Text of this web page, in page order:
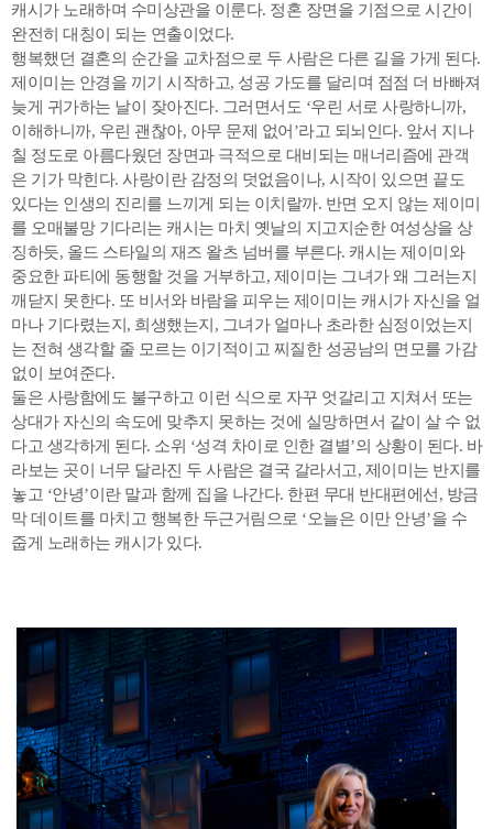
캐시가 노래하며 수미상관을 이룬다. 정혼 장면을 기점으로 시간이
완전히 대칭이 되는 연출이었다.
행복했던 결혼의 순간을 교차점으로 두 사람은 다른 길을 가게 된다.
제이미는 안경을 끼기 시작하고, 성공 가도를 달리며 점점 더 바빠져
늦게 귀가하는 날이 잦아진다. 그러면서도 ‘우린 서로 사랑하니까,
이해하니까, 우린 괜찮아, 아무 문제 없어’라고 되뇌인다. 앞서 지나
칠 정도로 아름다웠던 장면과 극적으로 대비되는 매너리즘에 관객
은 기가 막힌다. 사랑이란 감정의 덧없음이나, 시작이 있으면 끝도
있다는 인생의 진리를 느끼게 되는 이치랄까. 반면 오지 않는 제이미
를 오매불망 기다리는 캐시는 마치 옛날의 지고지순한 여성상을 상
징하듯, 올드 스타일의 재즈 왈츠 넘버를 부른다. 캐시는 제이미와
중요한 파티에 동행할 것을 거부하고, 제이미는 그녀가 왜 그러는지
깨닫지 못한다. 또 비서와 바람을 피우는 제이미는 캐시가 자신을 얼
마나 기다렸는지, 희생했는지, 그녀가 얼마나 초라한 심정이었는지
는 전혀 생각할 줄 모르는 이기적이고 찌질한 성공남의 면모를 가감
없이 보여준다.
둘은 사랑함에도 불구하고 이런 식으로 자꾸 엇갈리고 지쳐서 또는
상대가 자신의 속도에 맞추지 못하는 것에 실망하면서 같이 살 수 없
다고 생각하게 된다. 소위 ‘성격 차이로 인한 결별’의 상황이 된다. 바
라보는 곳이 너무 달라진 두 사람은 결국 갈라서고, 제이미는 반지를
놓고 ‘안녕’이란 말과 함께 집을 나간다. 한편 무대 반대편에선, 방금
막 데이트를 마치고 행복한 두근거림으로 ‘오늘은 이만 안녕’을 수
줍게 노래하는 캐시가 있다.